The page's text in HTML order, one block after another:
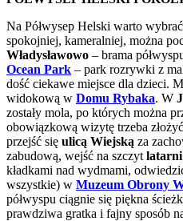
Na Półwysep Helski warto
spokojniej, kameralniej, można
Władysławowo – brama
Ocean Park – park rozrywki z
dość ciekawe miejsce dla dzieci.
widokową w Domu Rybaka. W
zostały mola, po których można
obowiązkową wizytę trzeba
przejść się ulicą Wiejską za
zabudową, wejść na szczyt
kładkami nad wydmami,
wszystkie) w Muzeum Obrony
półwyspu ciągnie się piękna
prawdziwa gratka i fajny sposób